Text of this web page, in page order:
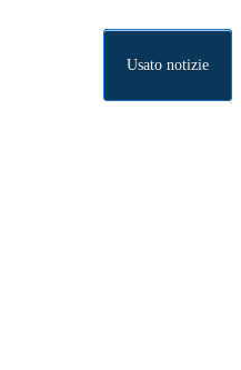
Usato notizie